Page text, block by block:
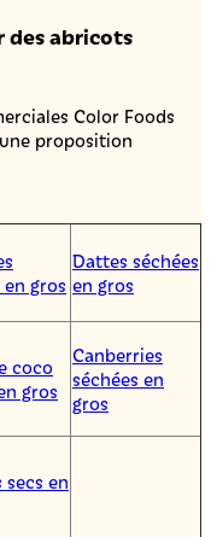
des abricots
Color Foods
proposition
en gros
Dattes séchées
en gros
coco
gros
Canberries
séchées en
gros
secs en